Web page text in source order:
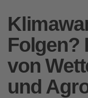
Folgen?
von
und